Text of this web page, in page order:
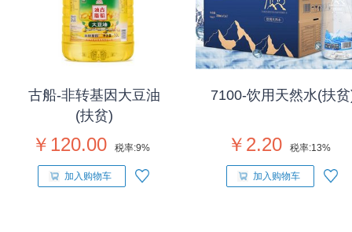
古船-非转基因大豆油
(扶贫)
￥120.00 税率:9%
加入购物车
7100-饮用天然水(扶
￥2.20 税率:13%
加入购物车